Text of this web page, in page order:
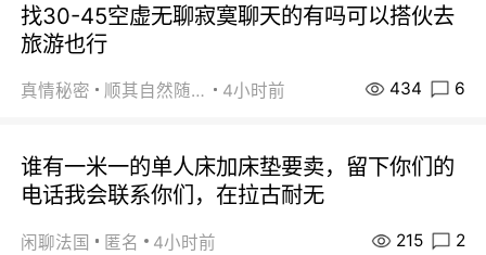
找30-45空虚无聊寂寞聊天的有吗可以搭伙去
旅游也行
真情秘密 顺其自然随缘 4小时前 434 6
谁有一米一的单人床加床垫要卖，留下你们的
电话我会联系你们，在拉古耐无
闲聊法国 匿名 4小时前 215 2